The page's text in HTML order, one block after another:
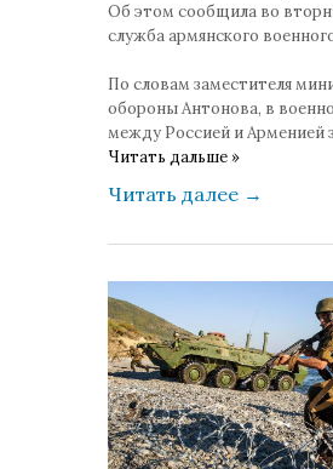
Об этом сообщила во
служба армянского
По словам заместителя
обороны Антонова, в
между Россией и Арменией
Читать дальше »
Читать далее →